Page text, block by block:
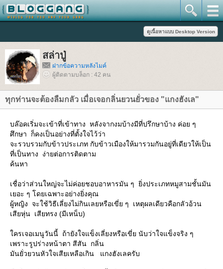
สล่าปู่
ฝากข้อความหลังไมค์
ผู้ติดตามบล็อก : 42 คน
ทุกท่านจะต้องลืมกลัว เมื่อเจอกลิ่นยวนยั่วของ "แกงฮังเล"
บล๊อคเริ่มจะเข้าที่เข้าทาง หลังจากงมบ้างมีที่ปรึกษาบ้าง ค่อย ๆ
ศึกษา ก็คงเป็นอย่างที่ตั้งใจไว้ว่า
จะรวบรวมกับข้าวประเภท กับข้าวเมืองให้มารวมกันอยู่ที่เดียวให้เป็น
ที่เป็นทาง ง่ายต่อการติดตาม
ค้นหา
เชื่อว่าส่วนใหญ่จะไม่ค่อยชอบอาหารมัน ๆ ยิ่งประเภทหมูสามชั้นมัน
เยอะ ๆ โดยเฉพาะอย่างยิ่งคุณ
ผู้หญิง จะใช้วิธีเลี่ยงไม่กินเลยหรือเขี่ย ๆ เหตุผลเดียวคือกลัวอ้วน
เสียหุ่น เสียทรง (มีเหน็บ)
ครเจอเมนูวันนี้ ถ้ายังใจแข็งเลี่ยงหรือเขี่ย นับว่าใจแข็งจริง ๆ
เพราะรูปร่างหน้าตา สีสัน กลิ่น
มันยั่วยวนหัวใจเสียเหลือเกิน แกงฮังเลครับ